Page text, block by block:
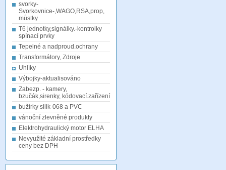
svorky-
Svorkovnice-,WAGO,RSA,prop,
můstky
T6 jednotky,signálky.-kontrolky
spínací prvky
Tepelné a nadproud.ochrany
Transformátory, Zdroje
Uhlíky
Výbojky-aktualisováno
Zabezp. - kamery,
bzučák,sirenky, kódovací.zařízení
bužírky silik-068 a PVC
vánoční zlevněné produkty
Elektrohydraulický motor ELHA
Nevyužité základní prostředky
ceny bez DPH